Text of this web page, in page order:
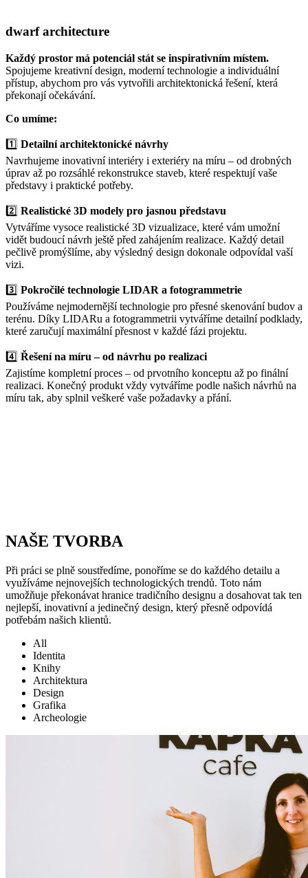
dwarfarchitecture
Každý prostor má potenciál stát se inspirativním místem.
Spojujeme kreativní design, moderní technologie a individuální
přístup, abychom pro vás vytvořili architektonická řešení, která
překonají očekávání.
Co umíme:
1️⃣ Detailní architektonické návrhy
Navrhujeme inovativní interiéry i exteriéry na míru – od drobných
úprav až po rozsáhlé rekonstrukce staveb, které respektují vaše
představy i praktické potřeby.
2️⃣ Realistické 3D modely pro jasnou představu
Vytváříme vysoce realistické 3D vizualizace, které vám umožní
vidět budoucí návrh ještě před zahájením realizace. Každý detail
pečlivě promýšlíme, aby výsledný design dokonale odpovídal vaší
vizi.
3️⃣ Pokročilé technologie LIDAR a fotogrammetrie
Používáme nejmodernější technologie pro přesné skenování budov a
terénu. Díky LIDARu a fotogrammetrii vytváříme detailní podklady,
které zaručují maximální přesnost v každé fázi projektu.
4️⃣ Řešení na míru – od návrhu po realizaci
Zajistíme kompletní proces – od prvotního konceptu až po finální
realizaci. Konečný produkt vždy vytváříme podle našich návrhů na
míru tak, aby splnil veškeré vaše požadavky a přání.
NAŠE TVORBA
Při práci se plně soustředíme, ponoříme se do každého detailu a
využíváme nejnovejších technologických trendů. Toto nám
umožňuje překonávat hranice tradičního designu a dosahovat tak ten
nejlepší, inovativní a jedinečný design, který přesně odpovídá
potřebám našich klientů.
All
Identita
Knihy
Architektura
Design
Grafika
Archeologie